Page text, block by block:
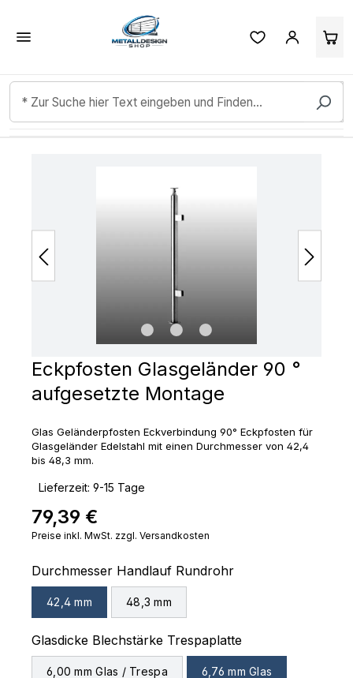
Zum Hauptinhalt springen
Eckpfosten Glasgeländer 90 °
aufgesetzte Montage
Glas Geländerpfosten Eckverbindung 90° Eckpfosten für
Glasgeländer Edelstahl mit einen Durchmesser von 42,4
bis 48,3 mm.
Lieferzeit: 9-15 Tage
Regulärer Preis:
79,39 €
Preise inkl. MwSt. zzgl. Versandkosten
Durchmesser Handlauf Rundrohrauswählen
42,4 mm 48,3 mm
Glasdicke Blechstärke Trespaplatteauswählen
6,00 mm Glas / Trespa 6,76 mm Glas